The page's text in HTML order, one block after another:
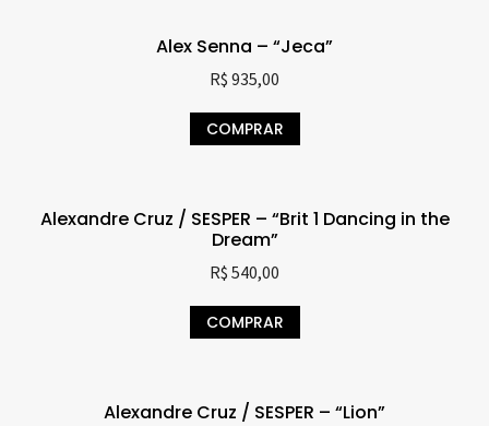
Alex Senna – “Jeca”
R$ 935,00
COMPRAR
Alexandre Cruz / SESPER – “Brit 1 Dancing in the
Dream”
R$ 540,00
COMPRAR
Alexandre Cruz / SESPER – “Lion”